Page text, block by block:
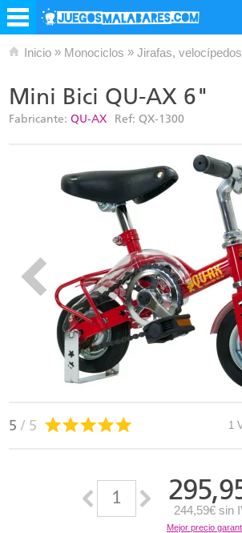
Inicio » Monociclos » Jirafas,
Mini Bici QU-AX 6"
Fabricante: QU-AX Ref: QX-1300
5 / 5 1
244,59€ sin
Mejor precio